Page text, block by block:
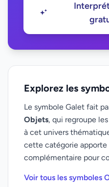
Explorez les
Le symbole Galet fait
Objets, qui regroupe
à cet univers
cette catégorie apporte
complémentaire pour
Voir tous les symboles